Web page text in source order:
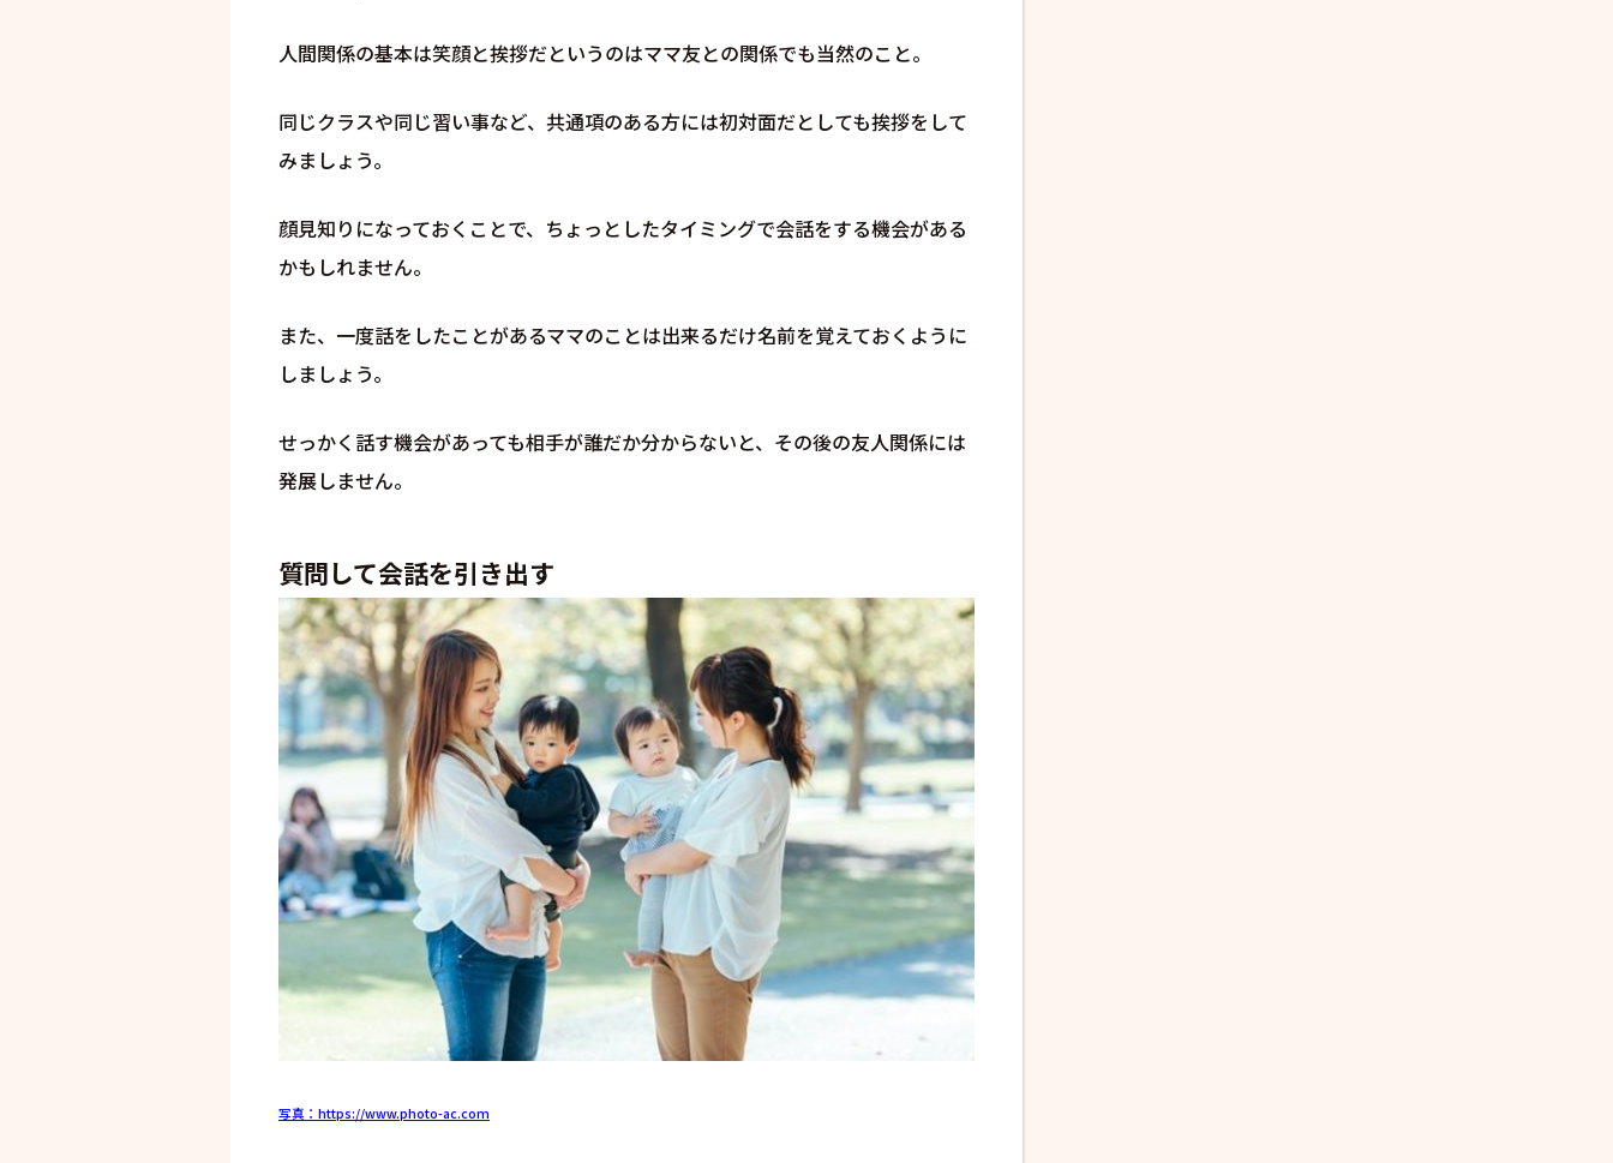
人間関係の基本は笑顔と挨拶だというのはママ友との関係でも当然のこと。
同じクラスや同じ習い事など、共通項のある方には初対面だとしても挨拶をして
みましょう。
顔見知りになっておくことで、ちょっとしたタイミングで会話をする機会がある
かもしれません。
また、一度話をしたことがあるママのことは出来るだけ名前を覚えておくように
しましょう。
せっかく話す機会があっても相手が誰だか分からないと、その後の友人関係には
発展しません。
質問して会話を引き出す
写真：https://www.photo-ac.com